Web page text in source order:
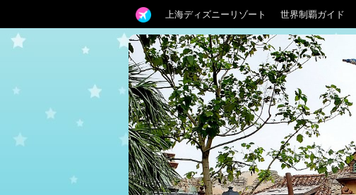
上海ディズニーリゾート 世界制覇ガイド